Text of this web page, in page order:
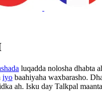
luqadda nolosha dhabta
iyo baahiyaha waxbarasho.
ah. Isku day Talkpal